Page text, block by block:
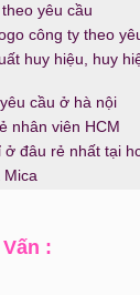
yêu cầu
công ty theo
huy hiệu, huy
cầu ở hà nội
nhân viên HCM
ở đâu rẻ nhất tại
Mica
: